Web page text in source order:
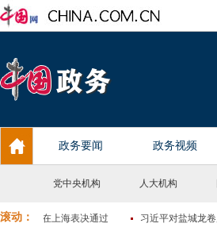
党中央机构 人大机构